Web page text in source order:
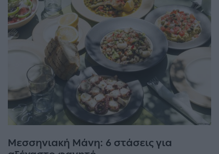
Μεσσηνιακή Μάνη: 6 στάσεις για